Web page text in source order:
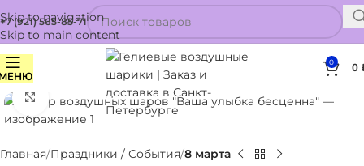
Skip to navigation
Skip to main content
+7 (921) 565-85-71
0 0
Нажмите, чтобы увеличить
Главная Праздники / События 8 марта